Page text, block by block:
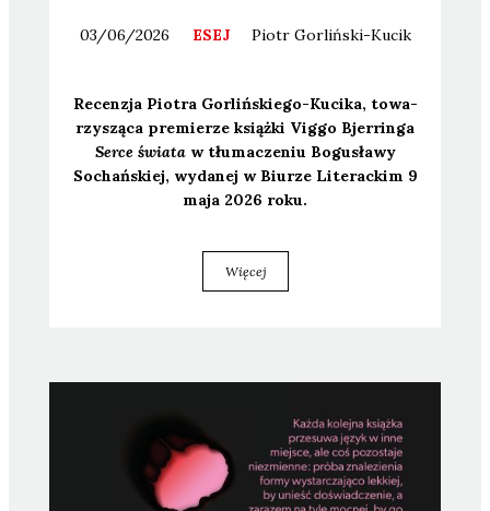
03/06/2026 ESEJ Piotr Gorliński-Kucik
Recen­zja Pio­tra Gor­liń­skie­go-Kuci­ka, towa­
rzy­szą­ca pre­mie­rze książ­ki Vig­go Bjer­rin­ga
Ser­ce świa­taw tłu­ma­cze­niu Bogu­sła­wy
Sochań­skiej, wyda­nej w Biu­rze Lite­rac­kim 9
maja 2026 roku.
Więcej